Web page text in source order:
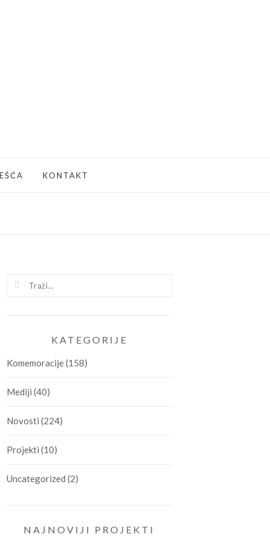
KONTAKT
KATEGORIJE
Komemoracije(158)
Mediji (40)
Novosti (224)
Projekti (10)
Uncategorized (2)
NAJNOVIJI PROJEKTI